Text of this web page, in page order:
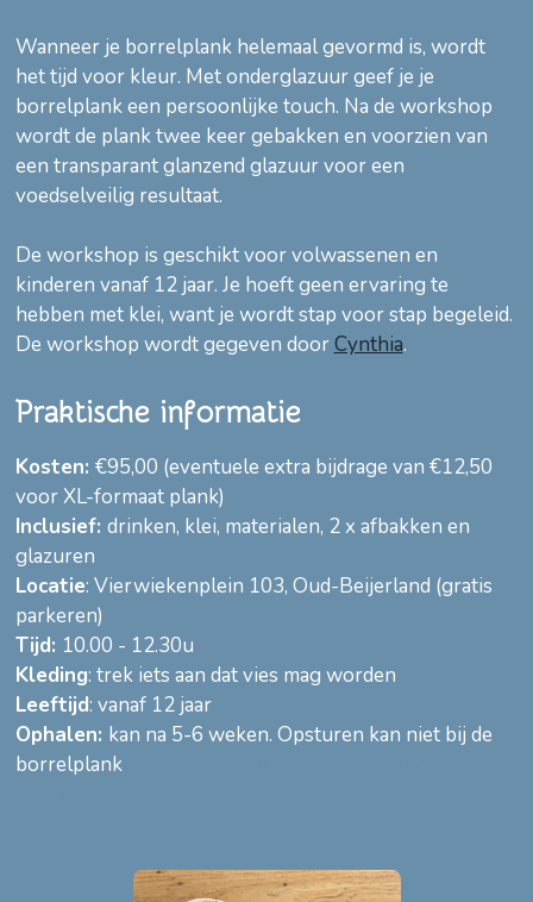
Wanneer je borrelplank helemaal gevormd is, wordt
het tijd voor kleur. Met onderglazuur geef je je
borrelplank een persoonlijke touch. Na de workshop
wordt de plank twee keer gebakken en voorzien van
een transparant glanzend glazuur voor een
voedselveilig resultaat.
De workshop is geschikt voor volwassenen en
kinderen vanaf 12 jaar. Je hoeft geen ervaring te
hebben met klei, want je wordt stap voor stap begeleid.
De workshop wordt gegeven doorCynthia.
Praktische informatie
Kosten: €95,00 (eventuele extra bijdrage van €12,50
voor XL-formaat plank)
Inclusief: drinken, klei, materialen, 2 x afbakken en
glazuren
Locatie: Vierwiekenplein 103, Oud-Beijerland (gratis
parkeren)
Tijd: 10.00 - 12.30u
Kleding: trek iets aan dat vies mag worden
Leeftijd: vanaf 12 jaar
Ophalen: kan na 5-6 weken. Opsturen kan niet bij de
borrelplankksop .ndvormen oud beijerland hoeksche